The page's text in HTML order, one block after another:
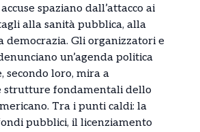
spaziano dall’attacco ai
alla sanità pubblica, alla
democrazia. Gli organizzatori e
un’agenda politica
secondo loro, mira a
strutture fondamentali dello
Tra i punti caldi: la
pubblici, il licenziamento